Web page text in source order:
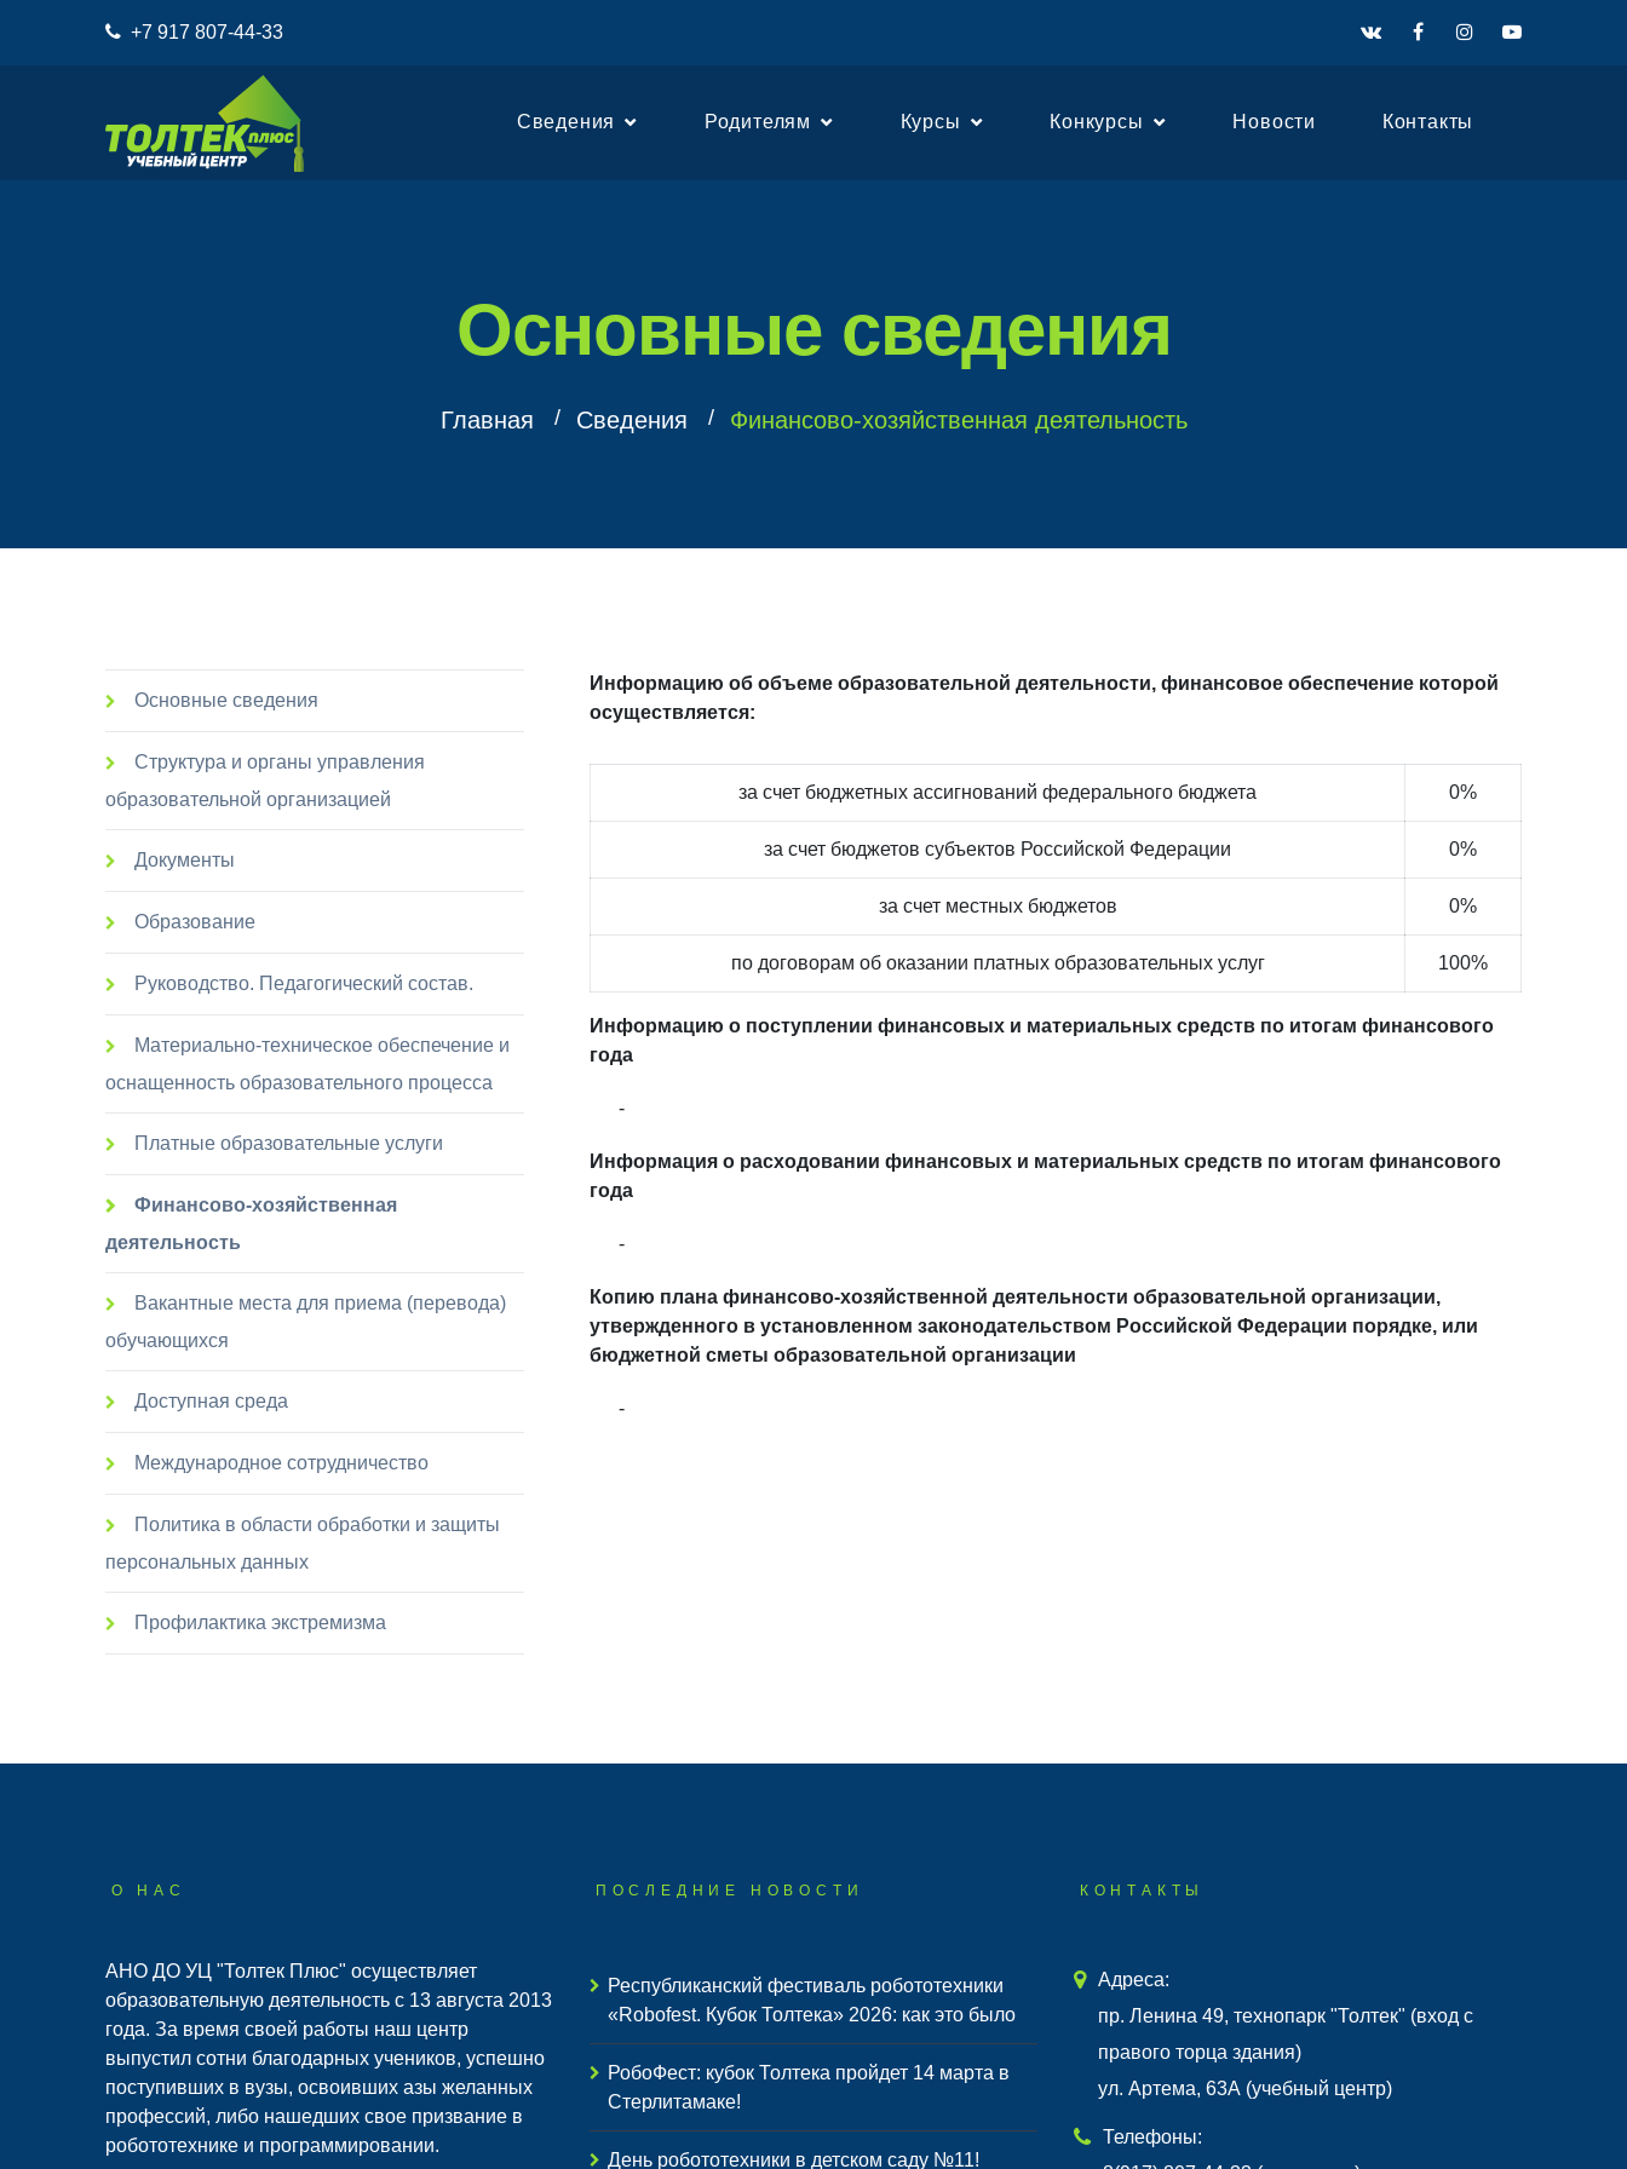
+7 917 807-44-33
Сведения Родителям Курсы Конкурсы Новости Контакты
Основные сведения
Главная Сведения Финансово-хозяйственная деятельность
Основные сведения
Структура и органы управления
образовательной организацией
Документы
Образование
Руководство. Педагогический состав.
Материально-техническое обеспечение и
оснащенность образовательного процесса
Платные образовательные услуги
Финансово-хозяйственная
деятельность
Вакантные места для приема (перевода)
обучающихся
Доступная среда
Международное сотрудничество
Политика в области обработки и защиты
персональных данных
Профилактика экстремизма
Информацию об объеме образовательной деятельности, финансовое обеспечение которой
осуществляется:
за счет бюджетных ассигнований федерального бюджета 0%
за счет бюджетов субъектов Российской Федерации 0%
за счет местных бюджетов 0%
по договорам об оказании платных образовательных услуг 100%
Информацию о поступлении финансовых и материальных средств по итогам финансового
года
-
Информация о расходовании финансовых и материальных средств по итогам финансового
года
-
Копию плана финансово-хозяйственной деятельности образовательной организации,
утвержденного в установленном законодательством Российской Федерации порядке, или
бюджетной сметы образовательной организации
-
О НАС
АНО ДО УЦ "Толтек Плюс" осуществляет
образовательную деятельность с 13 августа 2013
года. За время своей работы наш центр
выпустил сотни благодарных учеников, успешно
поступивших в вузы, освоивших азы желанных
профессий, либо нашедших свое призвание в
робототехнике и программировании.
ПОСЛЕДНИЕ НОВОСТИ
Республиканский фестиваль робототехники
«Robofest. Кубок Толтека» 2026: как это было
РобоФест: кубок Толтека пройдет 14 марта в
Стерлитамаке!
День робототехники в детском саду №11!
КОНТАКТЫ
Адреса:
пр. Ленина 49, технопарк "Толтек" (вход с
правого торца здания)
ул. Артема, 63А (учебный центр)
Телефоны: